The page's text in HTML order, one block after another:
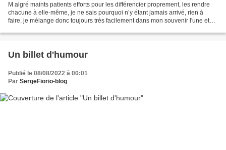
M algré maints patients efforts pour les différencier proprement, les rendre
chacune à elle-même, je ne sais pourquoi n’y étant jamais arrivé, rien à
faire, je mélange donc toujours très facilement dans mon souvenir l'une et
Un billet d'humour
Publié le 08/08/2022 à 00:01
Par SergeFiorio-blog